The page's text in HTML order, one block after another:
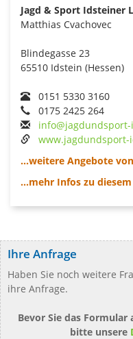
Jagd & Sport Idsteiner
Matthias Cvachovec
Blindegasse 23
65510 Idstein (Hessen)
0151 5330 3160
0175 2425 264
...weitere Angebote
...mehr Infos zu
Ihre Anfrage
Haben Sie noch weitere
ihre Anfrage.
Bevor Sie das Formular
bitte unsere